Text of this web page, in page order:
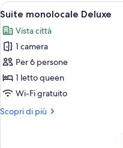
Apri
tutte
le
foto
per
Suite
monolocale
13
Suite monolocale Deluxe
Vista città
1 camera
Per 6 persone
1 letto queen
Wi-Fi gratuito
Scopri di più
Altri